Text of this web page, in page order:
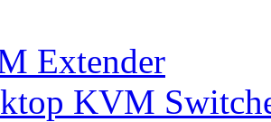
Extender
KVM